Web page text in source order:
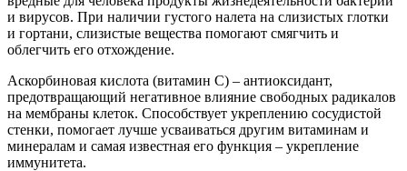
и вирусов. При наличии густого налета на слизистых глотки
и гортани, слизистые вещества помогают смягчить и
облегчить его отхождение.
Аскорбиновая кислота (витамин С) – антиоксидант,
предотвращающий негативное влияние свободных радикалов
на мембраны клеток. Способствует укреплению сосудистой
стенки, помогает лучше усваиваться другим витаминам и
минералам и самая известная его функция – укрепление
иммунитета.